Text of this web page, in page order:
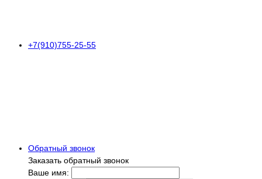
+7(910)755-25-55
Обратный звонок
Заказать обратный звонок
Ваше имя: